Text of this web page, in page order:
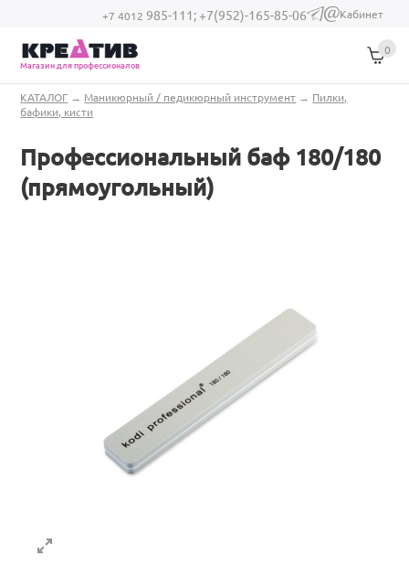
Перейти к основному содержанию
+7 4012 985-111;+7(952)-165-85-06
(link sends e-
Кабинет
Магазин для профессионалов
0
Вы здесь
КАТАЛОГ → Маникюрный / педикюрный инструмент → Пилки,
бафики, кисти
Профессиональный баф 180/180
(прямоугольный)